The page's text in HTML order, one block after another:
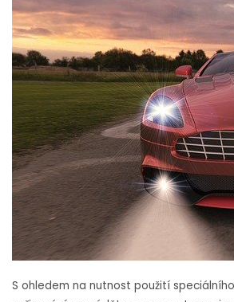
S ohledem na nutnost použití